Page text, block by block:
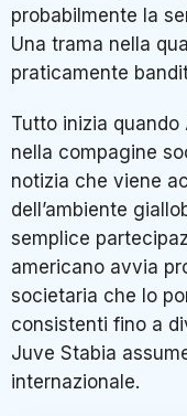
probabilmente la
Una trama nella
praticamente
Tutto inizia quando
nella compagine
notizia che viene
dell’ambiente
semplice
americano avvia
societaria che lo
consistenti fino a
Juve Stabia
internazionale.